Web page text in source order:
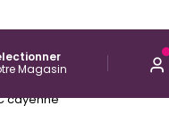
MagasinHomme
cayenne